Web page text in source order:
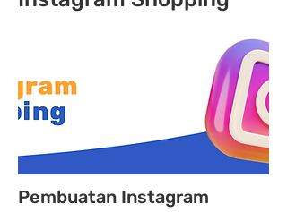
Pembuatan Instagram